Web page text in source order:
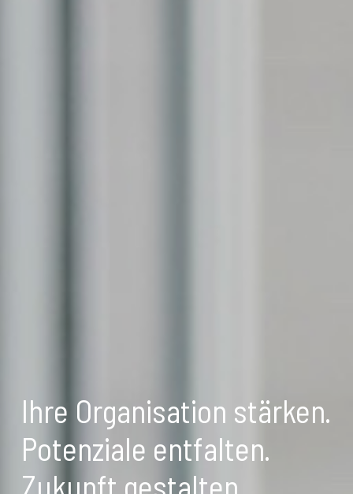
Ihre Organisation stärken.
Potenziale entfalten.
Zukunft gestalten.